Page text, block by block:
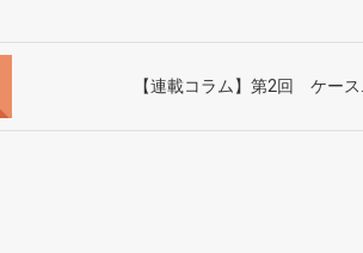
【連載コラム】第2回 ケース...